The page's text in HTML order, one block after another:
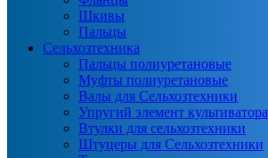
Шкивы
Пальцы
Сельхозтехника
Пальцы полиуретановые
Муфты полиуретановые
Валы для Сельхозтехники
Упругий элемент культиватора
Втулки для сельхозтехники
Штуцеры для Сельхозтехники